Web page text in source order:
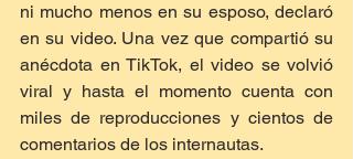
ni mucho menos en su esposo, declaró
en su video. Una vez que compartió su
anécdota en TikTok, el video se volvió
viral y hasta el momento cuenta con
miles de reproducciones y cientos de
comentarios de los internautas.